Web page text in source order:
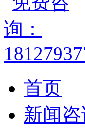
首页
新闻咨